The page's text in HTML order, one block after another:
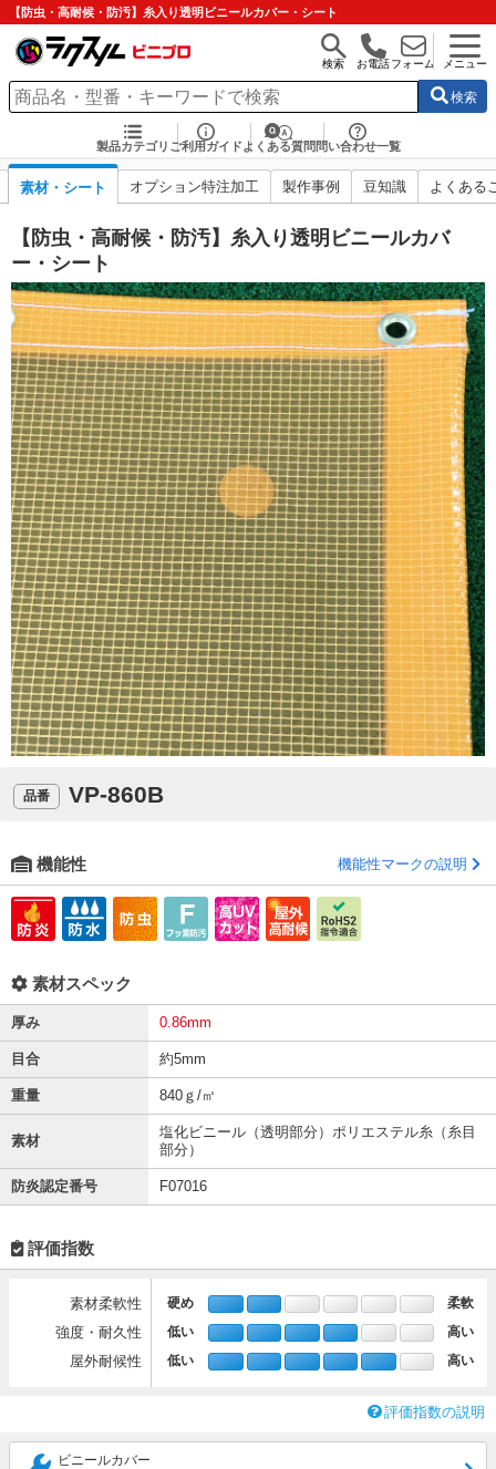
【防虫・高耐候・防汚】糸入り透明ビニールカバー・シート
検索 お電話フォーム メニュー
検索
製品カテゴリ ご利用ガイド よくある質問 問い合わせ一覧
素材・シート オプション特注加工 製作事例 豆知識 よくある
【防虫・高耐候・防汚】糸入り透明ビニールカバ
ー・シート
品番 VP-860B
機能性 機能性マークの説明
素材スペック
厚み 0.86mm
目合 約5mm
重量 840ｇ/㎡
素材
塩化ビニール（透明部分）ポリエステル糸（糸目
部分）
防炎認定番号 F07016
評価指数
素材柔軟性 硬め 柔軟
強度・耐久性 低い 高い
屋外耐候性 低い 高い
評価指数の説明
ビニールカバー